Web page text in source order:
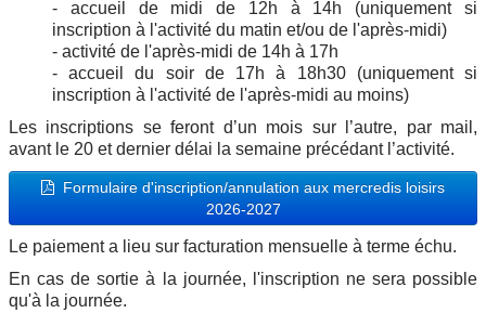
- accueil de midi de 12h à 14h (uniquement si
inscription à l'activité du matin et/ou de l'après-midi)
- activité de l'après-midi de 14h à 17h
- accueil du soir de 17h à 18h30 (uniquement si
inscription à l'activité de l'après-midi au moins)
Les inscriptions se feront d’un mois sur l’autre, par mail,
avant le 20 et dernier délai la semaine précédant l’activité.
Formulaire d'inscription/annulation aux mercredis loisirs
2026-2027
Le paiement a lieu sur facturation mensuelle à terme échu.
En cas de sortie à la journée, l'inscription ne sera possible
qu'à la journée.